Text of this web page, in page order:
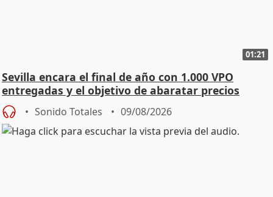
01:21
Sevilla encara el final de año con 1.000 VPO
entregadas y el objetivo de abaratar precios
Sonido Totales 09/08/2026